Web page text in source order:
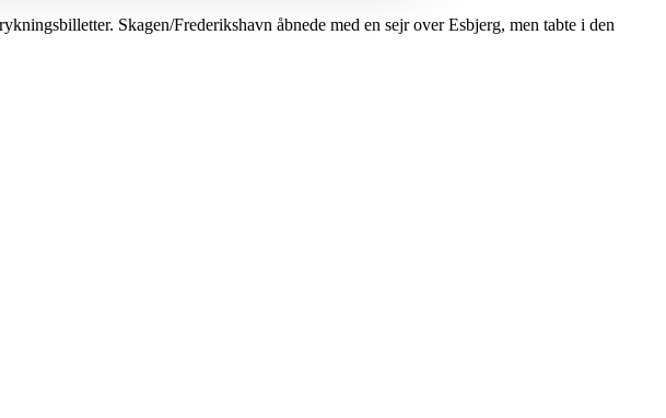
Skagen/Frederikshavn åbnede med en sejr over Esbjerg, men tabte i den